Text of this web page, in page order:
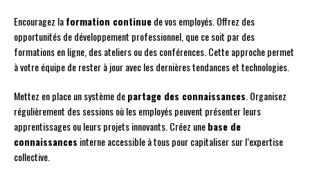
Encouragez laformation continuede vos employés. Offrez des
opportunités de développement professionnel, que ce soit par des
formations en ligne, des ateliers ou des conférences. Cette approche permet
à votre équipe de rester à jour avec les dernières tendances et technologies.
Mettez en place un système departage des connaissances . Organisez
régulièrement des sessions où les employés peuvent présenter leurs
apprentissages ou leurs projets innovants. Créez unebase de
connaissances interne accessible à tous pour capitaliser sur l’expertise
collective.